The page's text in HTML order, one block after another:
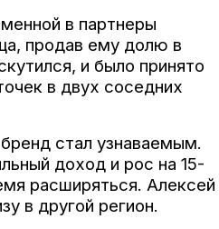
в партнеры
продав ему долю в
и было принято
в двух соседних
стал узнаваемым.
доход и рос на 15-
расширяться. Алексей
в другой регион.